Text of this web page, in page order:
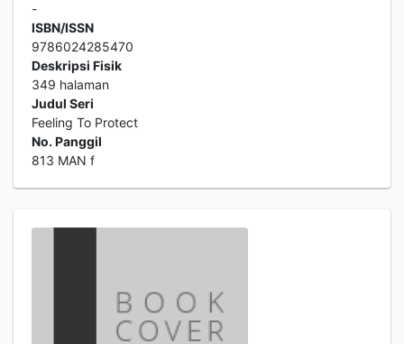
-
ISBN/ISSN
9786024285470
Deskripsi Fisik
349 halaman
Judul Seri
Feeling To Protect
No. Panggil
813 MAN f